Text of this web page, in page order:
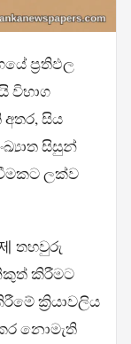
ප්‍රතිඵල
විභාග
සිය
සිසුන්
ලක්ව
තහවුරු
කිරීමට
ක්‍රියාවලිය
නොමැති